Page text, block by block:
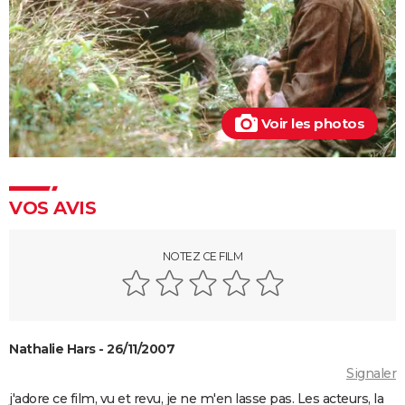
Jurassic World Renaissance : intrigue, streaming,
avis, critiques, casting...
Ballerina : un film d'action que les fans de John Wick
ne voudront pas rater
La Planète des Singes 2024 : est-il indispensable de
voir le reste de la saga avant de voir ce film ?
Superman : est-ce que cette nouvelle version vaut le
Everything Everywhere All at once : explication du
Mission Impossible 8 : Tom Cruise refuse de répondre
à cette question que tout le monde se pose
Mission Impossible 7 : casting, avis, bande-annonce,
Voir les photos
VOS AVIS
NOTEZ CE FILM
Nathalie Hars - 26/11/2007
Signaler
j'adore ce film, vu et revu, je ne m'en lasse pas. Les acteurs, la